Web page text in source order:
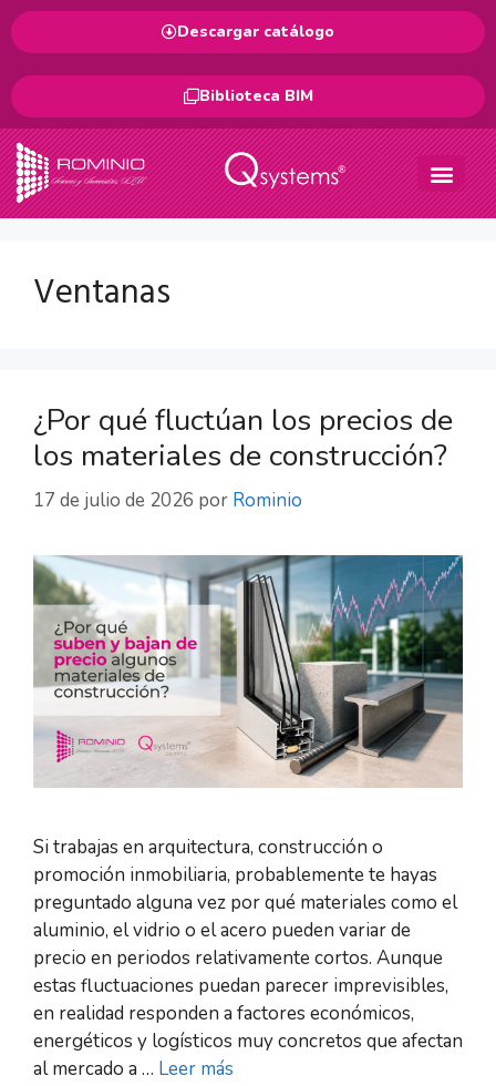
Descargar catálogo
Biblioteca BIM
Ventanas
¿Por qué fluctúan los precios de
los materiales de construcción?
17 de julio de 2026 por Rominio
Si trabajas en arquitectura, construcción o
promoción inmobiliaria, probablemente te hayas
preguntado alguna vez por qué materiales como el
aluminio, el vidrio o el acero pueden variar de
precio en periodos relativamente cortos. Aunque
estas fluctuaciones puedan parecer imprevisibles,
en realidad responden a factores económicos,
energéticos y logísticos muy concretos que afectan
al mercado a … Leer más